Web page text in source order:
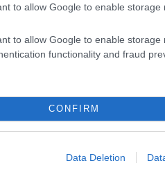
to allow Google to enable storage
to allow Google to enable storage
functionality and fraud
CONFIRM
Data Deletion
valamit. De mit tehetünk?
nos, énekes vagyok, és
hogy személyesen azzal
posztot, aztán minden
belém állnak, miért ne
bele a reményemet, a
összehozhat minket, a
azokra, akik
egy olyan szintje ennek,